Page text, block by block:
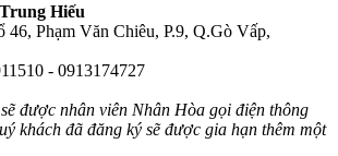
Hiếu
46, Phạm Văn Chiêu, P.9, Q.Gò Vấp,
- 0913174727
được nhân viên Nhân Hòa gọi điện thông
khách đã đăng ký sẽ được gia hạn thêm một